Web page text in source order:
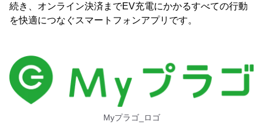
続き、オンライン決済までEV充電にかかるすべての行動
を快適につなぐスマートフォンアプリです。
Myプラゴ_ロゴ